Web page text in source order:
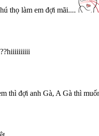
thọ làm em đợi mãi....
thì đợi anh Gà, A Gà thì